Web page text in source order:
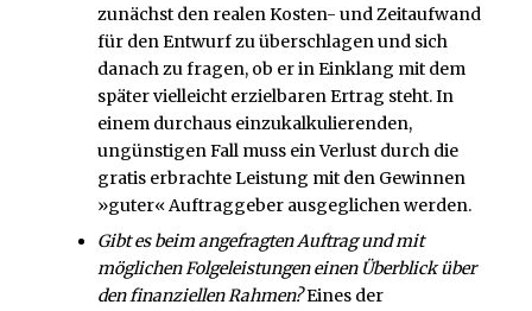
zunächst den realen Kosten- und Zeitaufwand
für den Entwurf zu überschlagen und sich
danach zu fragen, ob er in Einklang mit dem
später vielleicht erzielbaren Ertrag steht. In
einem durchaus einzukalkulierenden,
ungünstigen Fall muss ein Verlust durch die
gratis erbrachte Leistung mit den Gewinnen
»guter« Auftraggeber ausgeglichen werden.
Gibt es beim angefragten Auftrag und mit
möglichen Folgeleistungen einen Überblick über
den finanziellen Rahmen?Eines der